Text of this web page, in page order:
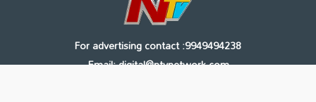
For advertising contact :9949494238
Email: digital@ntvnetwork.com